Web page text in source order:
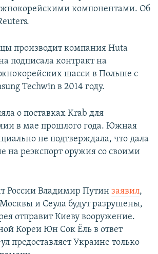
РС
компонентами. Об
производит компания Huta
подписала контракт на
шасси в Польше с
Techwin в 2014 году.
о поставках Krab для
в мае прошлого года. Южная
не подтверждала, что дала
на реэкспорт оружия со своими
России Владимир Путин заявил,
и Сеула будут разрушены,
отправит Киеву вооружение.
Кореи Юн Сок Ёль в ответ
предоставляет Украине только